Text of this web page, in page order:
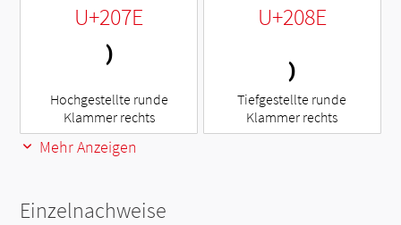
U+207E
⁾
Hochgestellte runde
Klammer rechts
U+208E
₎
Tiefgestellte runde
Klammer rechts
Mehr Anzeigen
Einzelnachweise